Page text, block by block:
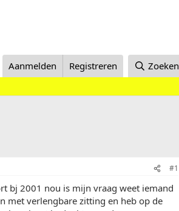
Aanmelden Registreren Zoeken
#1
bj 2001 nou is mijn vraag weet iemand
met verlengbare zitting en heb op de